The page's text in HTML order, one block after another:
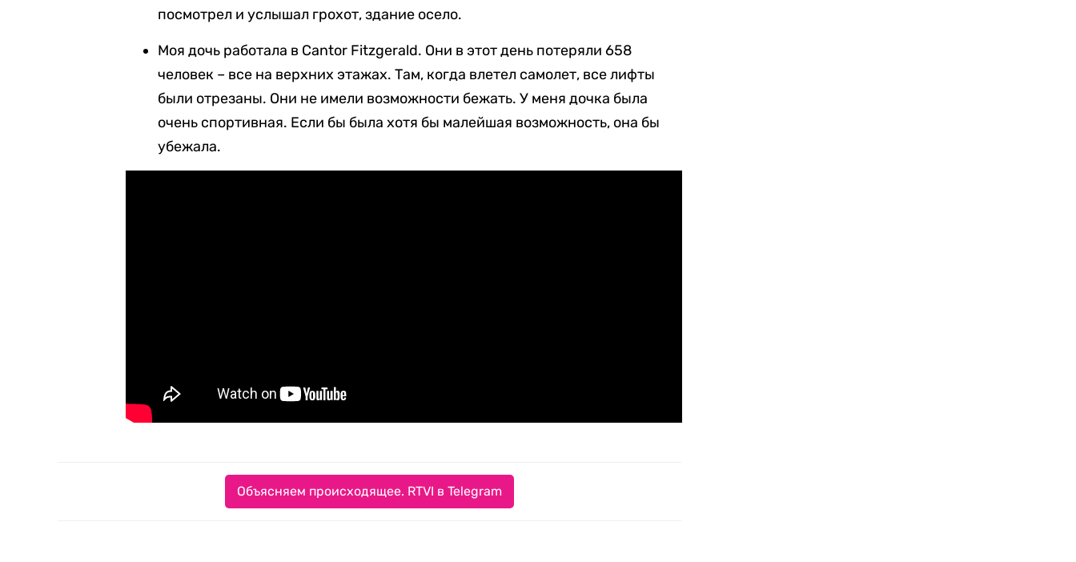
посмотрел и услышал грохот, здание осело.
Моя дочь работала в Cantor Fitzgerald. Они в этот день потеряли 658
человек – все на верхних этажах. Там, когда влетел самолет, все лифты
были отрезаны. Они не имели возможности бежать. У меня дочка была
очень спортивная. Если бы была хотя бы малейшая возможность, она бы
убежала.
Объясняем происходящее. RTVI в Telegram